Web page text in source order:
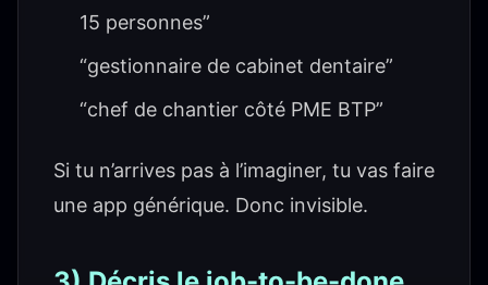
15 personnes”
“gestionnaire de cabinet dentaire”
“chef de chantier côté PME BTP”
Si tu n’arrives pas à l’imaginer, tu vas faire
une app générique. Donc invisible.